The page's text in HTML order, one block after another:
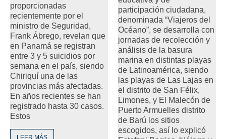
proporcionadas
recientemente por el
ministro de Seguridad,
Frank Ábrego, revelan que
en Panamá se registran
entre 3 y 5 suicidios por
semana en el país, siendo
Chiriquí una de las
provincias más afectadas.
En años recientes se han
registrado hasta 30 casos.
Estos
LEER MÁS
participación ciudadana,
denominada “Viajeros del
Océano”, se desarrolla con
jornadas de recolección y
análisis de la basura
marina en distintas playas
de Latinoamérica, siendo
las playas de Las Lajas en
el distrito de San Félix,
Limones, y El Malecón de
Puerto Armuelles distrito
de Barú los sitios
escogidos, así lo explicó